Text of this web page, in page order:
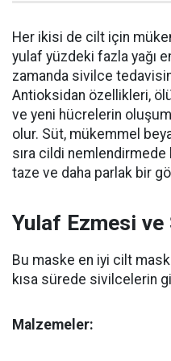
Her ikisi de cilt için
yulaf yüzdeki fazla yağı
zamanda sivilce
Antioksidan özellikleri,
ve yeni hücrelerin
olur. Süt, mükemmel
sıra cildi nemlendirmede
taze ve daha parlak bir
Yulaf Ezmesi
Bu maske en iyi cilt
kısa sürede sivilcelerin
Malzemeler: